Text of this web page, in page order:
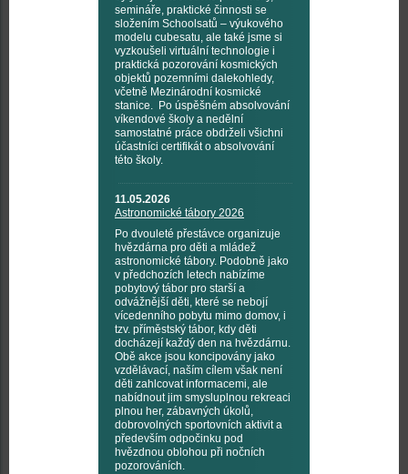
semináře, praktické činnosti se
složením Schoolsatů – výukového
modelu cubesatu, ale také jsme si
vyzkoušeli virtuální technologie i
praktická pozorování kosmických
objektů pozemními dalekohledy,
včetně Mezinárodní kosmické
stanice. Po úspěšném absolvování
víkendové školy a nedělní
samostatné práce obdrželi všichni
účastníci certifikát o absolvování
této školy.
11.05.2026
Astronomické tábory 2026
Po dvouleté přestávce organizuje
hvězdárna pro děti a mládež
astronomické tábory. Podobně jako
v předchozích letech nabízíme
pobytový tábor pro starší a
odvážnější děti, které se nebojí
vícedenního pobytu mimo domov, i
tzv. příměstský tábor, kdy děti
docházejí každý den na hvězdárnu.
Obě akce jsou koncipovány jako
vzdělávací, naším cílem však není
děti zahlcovat informacemi, ale
nabídnout jim smysluplnou rekreaci
plnou her, zábavných úkolů,
dobrovolných sportovních aktivit a
především odpočinku pod
hvězdnou oblohou při nočních
pozorováních.